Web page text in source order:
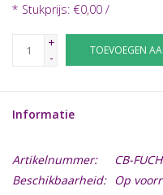
* Stukprijs: €0,00 /
+
-
TOEVOEGEN
Informatie
Artikelnummer:
CB-
Beschikbaarheid: Op